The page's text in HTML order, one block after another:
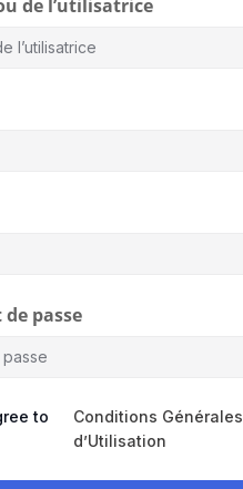
de l’utilisatrice
passe
to
Conditions Générales
d’Utilisation